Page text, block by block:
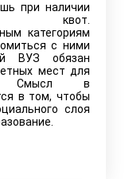
при наличии
квот.
категориям
с ними
ВУЗ обязан
мест для
Смысл в
в том, чтобы
слоя